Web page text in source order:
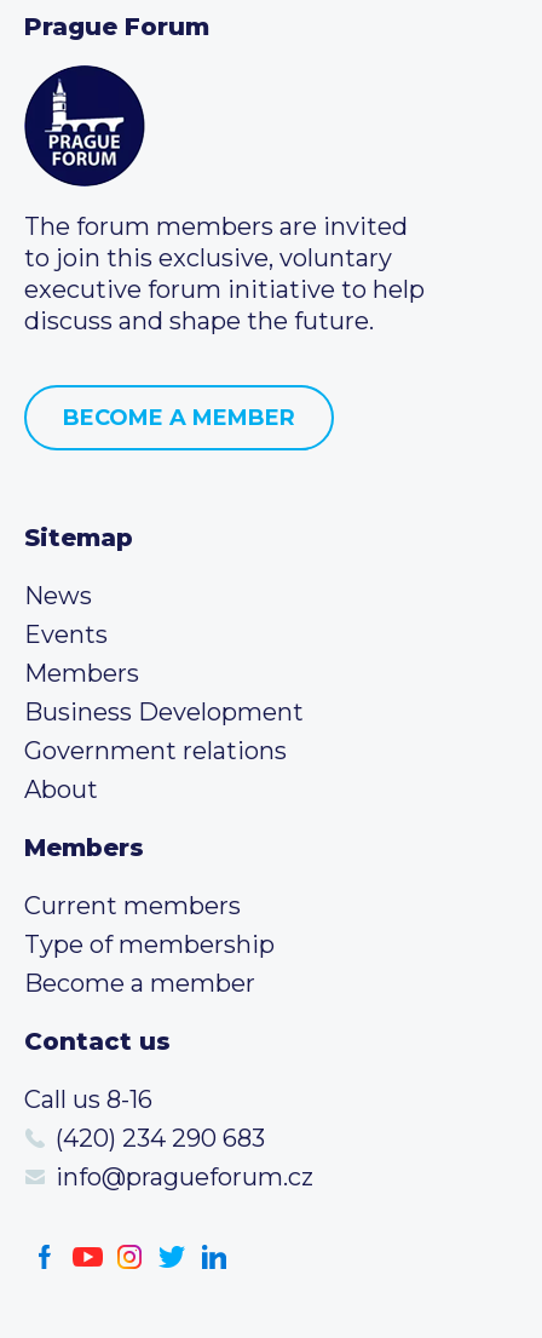
Prague Forum
The forum members are invited
to join this exclusive, voluntary
executive forum initiative to help
discuss and shape the future.
BECOME A MEMBER
Sitemap
News
Events
Members
Business Development
Government relations
About
Members
Current members
Type of membership
Become a member
Contact us
Call us 8-16
(420) 234 290 683
info@pragueforum.cz